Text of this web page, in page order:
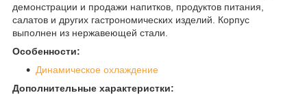
демонстрации и продажи напитков, продуктов питания,
салатов и других гастрономических изделий. Корпус
выполнен из нержавеющей стали.
Особенности:
Динамическое охлаждение
Дополнительные характеристки: